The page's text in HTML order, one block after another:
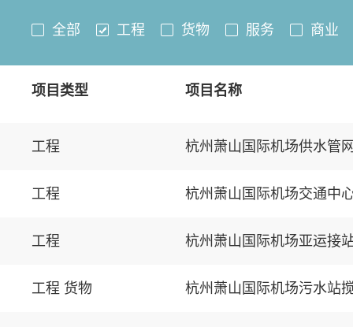
全部 工程 货物 服务 商业
项目类型 项目名称
工程 杭州萧山国际机场供水管
工程 杭州萧山国际机场交通中
工程 杭州萧山国际机场亚运接
工程 货物 杭州萧山国际机场污水站